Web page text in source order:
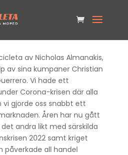
av Nicholas Almanakis,
av sina kumpaner Christian
Vi hade ett
Corona-krisen där alla
vi gjorde oss snabbt ett
Åren har nu gått
andra likt med särskilda
2022 samt kriget
påverkade all handel